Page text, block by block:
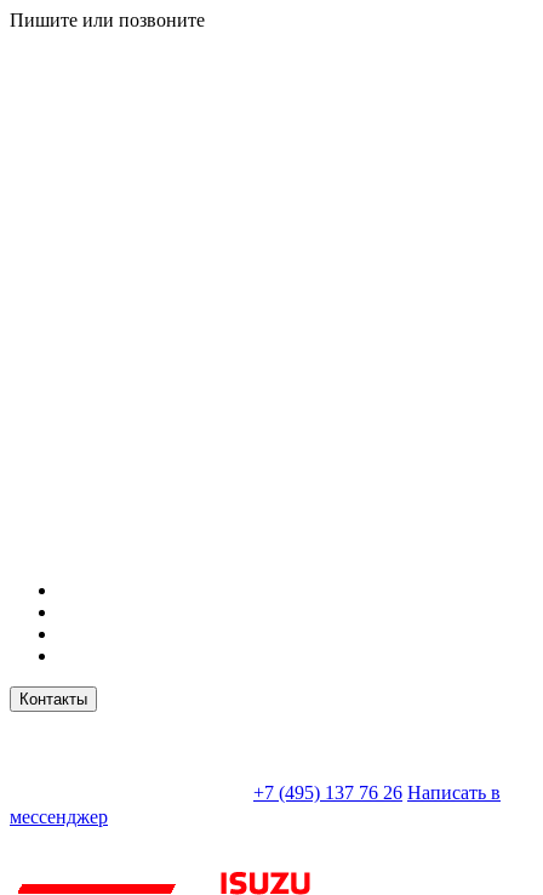
Пишите или позвоните
Контакты
+7 (495) 137 76 26 Написать в
мессенджер